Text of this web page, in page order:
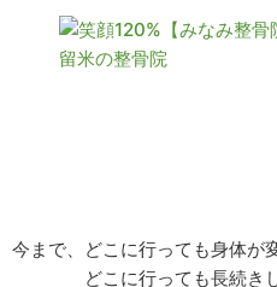
今まで、どこに行っても身体が
どこに行っても長続きし